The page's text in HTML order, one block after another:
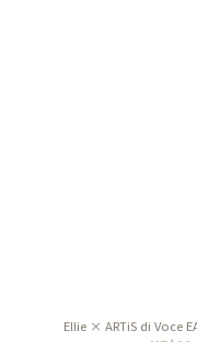
Ellie × ARTiS di Voce